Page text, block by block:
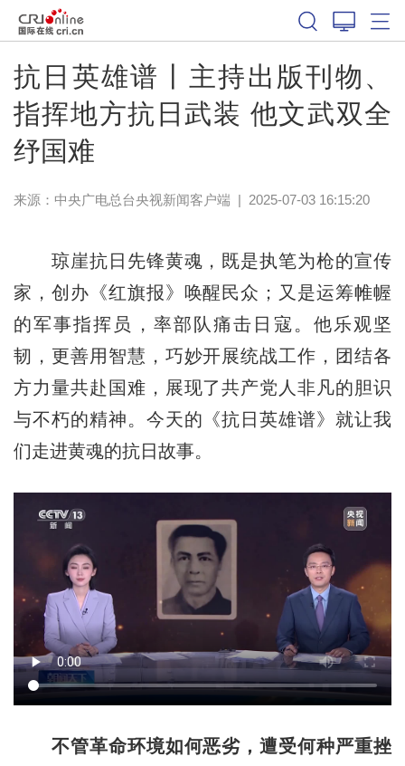
抗日英雄谱丨主持出版刊物、
指挥地方抗日武装 他文武双全
纾国难
来源： 中央广电总台央视新闻客户端 | 2025-07-03 16:15:20
琼崖抗日先锋黄魂，既是执笔为枪的宣传
家，创办《红旗报》唤醒民众；又是运筹帷幄
的军事指挥员，率部队痛击日寇。他乐观坚
韧，更善用智慧，巧妙开展统战工作，团结各
方力量共赴国难，展现了共产党人非凡的胆识
与不朽的精神。今天的《抗日英雄谱》就让我
们走进黄魂的抗日故事。
不管革命环境如何恶劣，遭受何种严重挫